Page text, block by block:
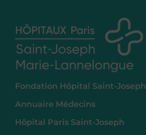
Fondation Hôpital Saint-Joseph
Annuaire Médecins
Hôpital Paris Saint-Joseph